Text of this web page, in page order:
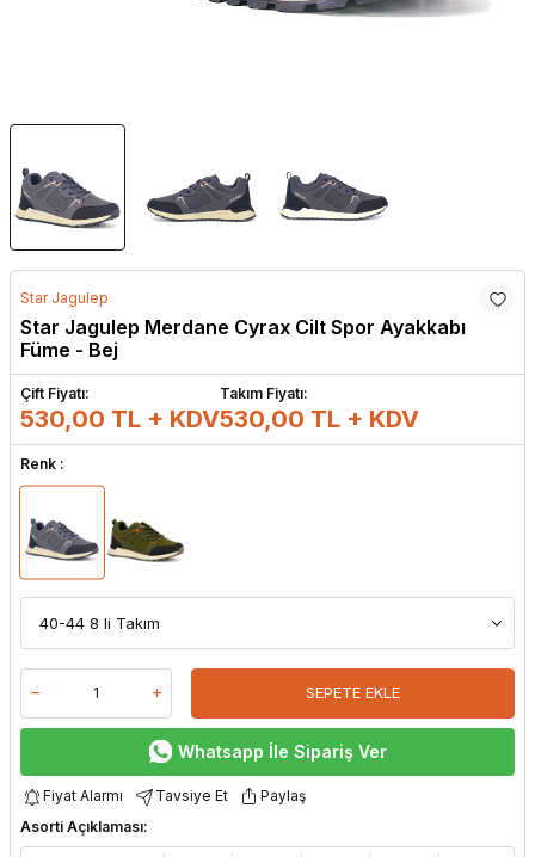
Star Jagulep
Star Jagulep Merdane Cyrax Cilt Spor Ayakkabı
Füme - Bej
Çift Fiyatı:
530,00 TL + KDV
Takım Fiyatı:
530,00 TL + KDV
Renk :
SEPETE EKLE
Whatsapp İle Sipariş Ver
Fiyat Alarmı Tavsiye Et
Paylaş
Asorti Açıklaması: